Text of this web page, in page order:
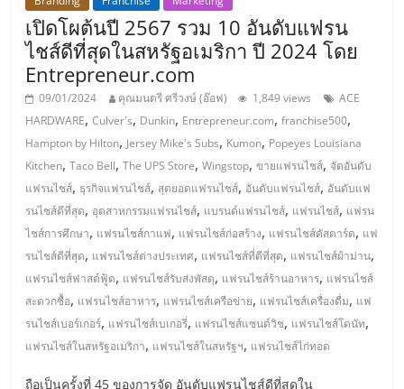
ไชส์,
รวม
แฟ
รน
ไชส์
ขาย
แฟ
เปิดโผต้นปี 2567 รวม 10 อันดับแฟรน
ไชส์ดีที่สุดในสหรัฐอเมริกา ปี 2024 โดย
Entrepreneur.com
09/01/2024 คุณมนตรี ศรีวงษ์ (อ๊อฟ) 1,849 views
ACE
HARDWARE,Culver's, Dunkin, Entrepreneur.com,franchise500,
Hampton by Hilton, Jersey Mike's Subs, Kumon, Popeyes Louisiana
Kitchen,Taco Bell,The UPS Store,Wingstop,ขายแฟรนไชส์, จัดอันดับ
แฟรนไชส์, ธุรกิจแฟรนไชส์, สุดยอดแฟรนไชส์, อันดับแฟรนไชส์, อันดับแฟ
รนไชส์ดีที่สุด, อุตสาหกรรมแฟรนไชส์, แบรนด์แฟรนไชส์, แฟรนไชส์, แฟรน
ไชส์การศึกษา, แฟรนไชส์กาแฟ, แฟรนไชส์ก่อสร้าง, แฟรนไชส์คัสตาร์ด, แฟ
รนไชส์ดีที่สุด, แฟรนไชส์ต่างประเทศ, แฟรนไชส์ที่ดีที่สุด, แฟรนไชส์ผ้าม่าน,
แฟรนไชส์ฟาสต์ฟู้ด, แฟรนไชส์รับส่งพัสดุ, แฟรนไชส์ร้านอาหาร, แฟรนไชส์
สะดวกซื้อ, แฟรนไชส์อาหาร, แฟรนไชส์เครือข่าย, แฟรนไชส์เครื่องดื่ม, แฟ
รนไชส์เบอร์เกอร์, แฟรนไชส์เบเกอรี่, แฟรนไชส์แซนด์วิช, แฟรนไชส์โดนัท,
แฟรนไชส์ในสหรัฐอเมริกา, แฟรนไชส์ในสหรัฐฯ, แฟรนไชส์ไก่ทอด
ถือเป็นครั้งที่ 45 ของการจัด อันดับแฟรนไชส์ดีที่สุดใน